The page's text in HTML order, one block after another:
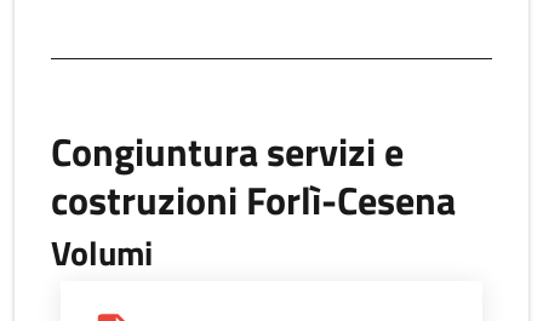
Congiuntura servizi e
costruzioni Forlì-Cesena
Volumi